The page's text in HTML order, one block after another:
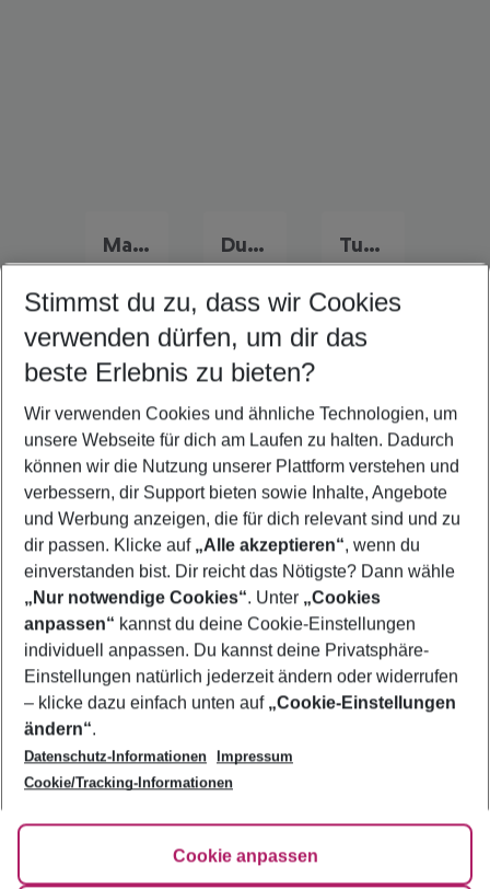
Marokko Urlaub Dubai Urlaub Tunesien Urlaub
Quicklinks
Frübucher Angebote Marsa Alam für 2026
Flug & Hotel Marsa Alam
Familienurlaub Marsa Alam
Urlaub Marsa Alam
Footer
Footer navigation
Über uns
AGB
Bestpreisgarantie
Cookie-Einstellungen ändern
Cookie-Richtlinie
Agenturbetreuung
Barrierefreies Reisen
HanseMerkur Reiseversicherung
Hilfe & Kontakt
Folge uns
Stimmst du zu, dass wir Cookies
verwenden dürfen, um dir das
beste Erlebnis zu bieten?
Wir verwenden Cookies und ähnliche Technologien, um
unsere Webseite für dich am Laufen zu halten. Dadurch
können wir die Nutzung unserer Plattform verstehen und
verbessern, dir Support bieten sowie Inhalte, Angebote
und Werbung anzeigen, die für dich relevant sind und zu
dir passen. Klicke auf „Alle akzeptieren“, wenn du
einverstanden bist. Dir reicht das Nötigste? Dann wähle
„Nur notwendige Cookies“. Unter „Cookies
anpassen“ kannst du deine Cookie-Einstellungen
individuell anpassen. Du kannst deine Privatsphäre-
Einstellungen natürlich jederzeit ändern oder widerrufen
– klicke dazu einfach unten auf „Cookie-Einstellungen
ändern“.
Datenschutz-Informationen
Impressum
Cookie/Tracking-Informationen
Cookie anpassen